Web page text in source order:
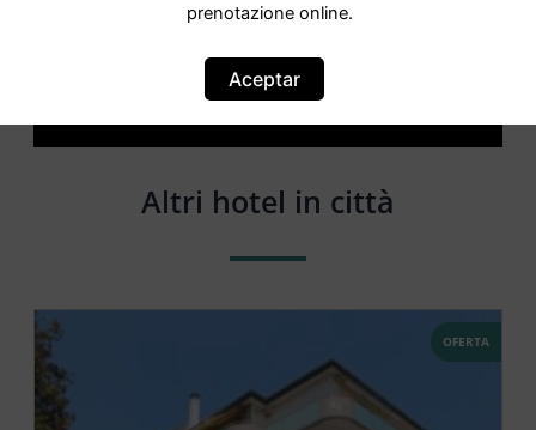
Attenzione: questo non è un sito ufficiale. Questo sito
contiene informazioni sull hotel e offre un servizio di
prenotazione online.
Altri hotel in città
OFERTA
prenotazione online.
Aceptar